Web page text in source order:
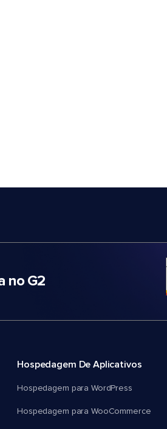
no G2
Hospedagem De Aplicativos
Hospedagem para WordPress
Hospedagem para WooCommerce